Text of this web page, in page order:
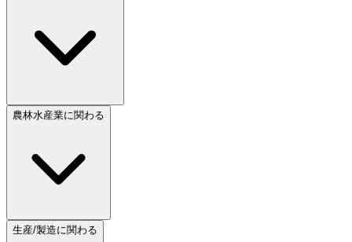
農林水産業に関わる
生産/製造に関わる